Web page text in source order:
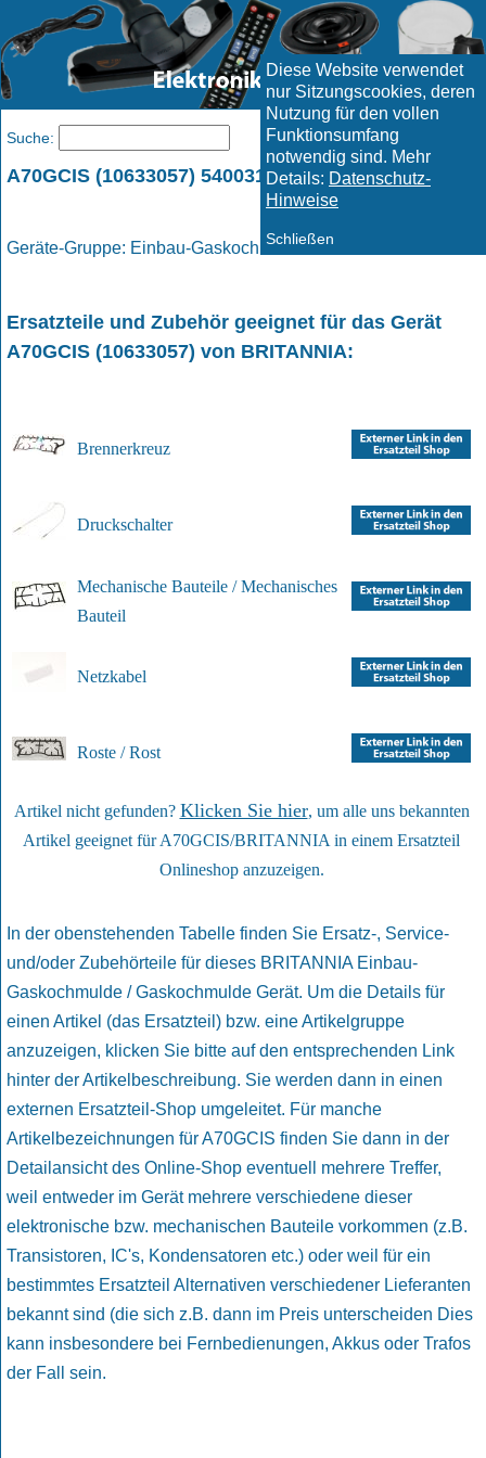
Diese Website verwendet
nur Sitzungscookies, deren
Nutzung für den vollen
Funktionsumfang
notwendig sind. Mehr
Details: Datenschutz-
Hinweise
Schließen
A70GCIS (10633057) 5400315188 / BRITANNIA
Geräte-Gruppe: Einbau-Gaskochmulde / Gaskochmulde
Ersatzteile und Zubehör geeignet für das Gerät
A70GCIS (10633057) von BRITANNIA:
Brennerkreuz
Druckschalter
Mechanische Bauteile / Mechanisches
Bauteil
Netzkabel
Roste / Rost
Artikel nicht gefunden? Klicken Sie hier, um alle uns bekannten
Artikel geeignet für A70GCIS/BRITANNIA in einem Ersatzteil
Onlineshop anzuzeigen.
In der obenstehenden Tabelle finden Sie Ersatz-, Service-
und/oder Zubehörteile für dieses BRITANNIA Einbau-
Gaskochmulde / Gaskochmulde Gerät. Um die Details für
einen Artikel (das Ersatzteil) bzw. eine Artikelgruppe
anzuzeigen, klicken Sie bitte auf den entsprechenden Link
hinter der Artikelbeschreibung. Sie werden dann in einen
externen Ersatzteil-Shop umgeleitet. Für manche
Artikelbezeichnungen für A70GCIS finden Sie dann in der
Detailansicht des Online-Shop eventuell mehrere Treffer,
weil entweder im Gerät mehrere verschiedene dieser
elektronische bzw. mechanischen Bauteile vorkommen (z.B.
Transistoren, IC's, Kondensatoren etc.) oder weil für ein
bestimmtes Ersatzteil Alternativen verschiedener Lieferanten
bekannt sind (die sich z.B. dann im Preis unterscheiden Dies
kann insbesondere bei Fernbedienungen, Akkus oder Trafos
der Fall sein.
Suche: